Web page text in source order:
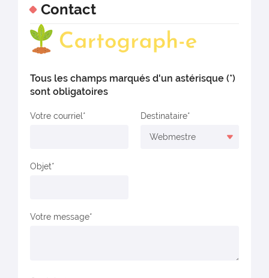
Contact
Tous les champs marqués d'un astérisque (*)
sont obligatoires
Votre courriel Destinataire
Objet
Votre message